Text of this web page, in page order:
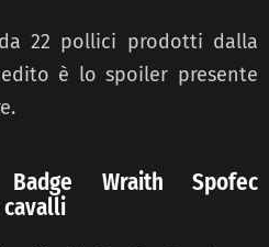
22 pollici prodotti dalla
è lo spoiler presente
Wraith Spofec
cavalli